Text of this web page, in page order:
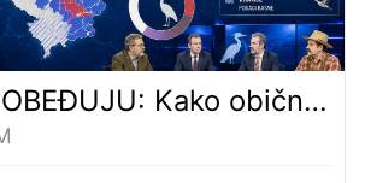
objava o pticama postane izborna noć na srpskom internetu – Mikorist